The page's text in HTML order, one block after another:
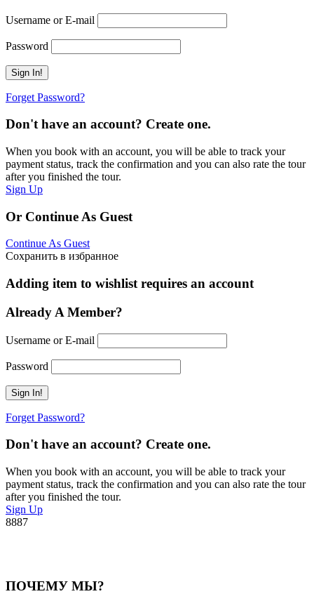
Username or E-mail
Password
Forget Password?
Don't have an account? Create one.
When you book with an account, you will be able to track your
payment status, track the confirmation and you can also rate the tour
after you finished the tour.
Sign Up
Or Continue As Guest
Continue As Guest
Сохранить в избранное
Adding item to wishlist requires an account
Already A Member?
Username or E-mail
Password
Forget Password?
Don't have an account? Create one.
When you book with an account, you will be able to track your
payment status, track the confirmation and you can also rate the tour
after you finished the tour.
Sign Up
8887
ПОЧЕМУ МЫ?